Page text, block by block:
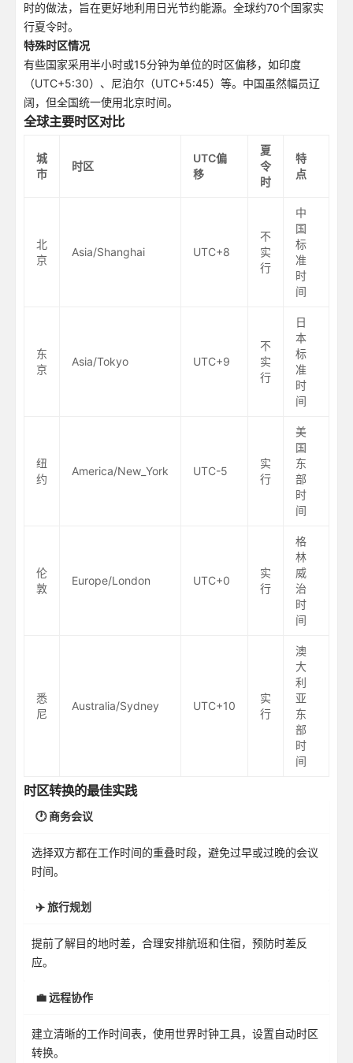
时的做法，旨在更好地利用日光节约能源。全球约70个国家实
行夏令时。
特殊时区情况
有些国家采用半小时或15分钟为单位的时区偏移，如印度
（UTC+5:30）、尼泊尔（UTC+5:45）等。中国虽然幅员辽
阔，但全国统一使用北京时间。
全球主要时区对比
城
市
时区
UTC偏
移
夏
令
时
特
点
北
京
Asia/Shanghai UTC+8
不
实
行
中
国
标
准
时
间
东
京
Asia/Tokyo UTC+9
不
实
行
日
本
标
准
时
间
纽
约
America/New_York UTC-5
实
行
美
国
东
部
时
间
伦
敦
Europe/London UTC+0
实
行
格
林
威
治
时
间
悉
尼
Australia/Sydney UTC+10
实
行
澳
大
利
亚
东
部
时
间
时区转换的最佳实践
🕐 商务会议
选择双方都在工作时间的重叠时段，避免过早或过晚的会议
时间。
✈️ 旅行规划
提前了解目的地时差，合理安排航班和住宿，预防时差反
应。
💼 远程协作
建立清晰的工作时间表，使用世界时钟工具，设置自动时区
转换。